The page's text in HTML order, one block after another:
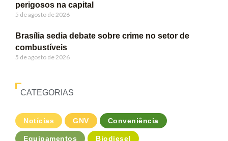
perigosos na capital
5 de agosto de 2026
Brasília sedia debate sobre crime no setor de
combustíveis
5 de agosto de 2026
CATEGORIAS
Notícias GNV Conveniência
Equipamentos Biodiesel